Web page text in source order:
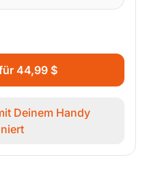
44,99 $
Deinem Handy